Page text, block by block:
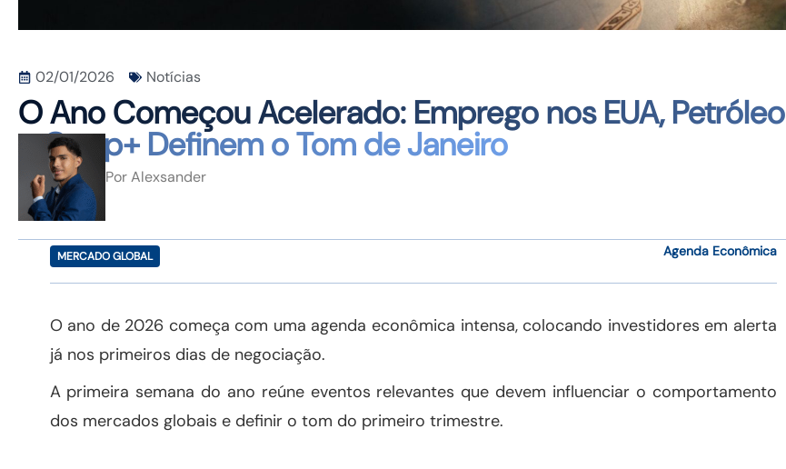
02/01/2026 Notícias
O Ano Começou Acelerado: Emprego nos EUA, Petróleo
e Opep+ Definem o Tom de Janeiro
PorAlexsander
MERCADO GLOBAL Agenda Econômica
O ano de 2026 começa com uma agenda econômica intensa, colocando investidores em alerta
já nos primeiros dias de negociação.
A primeira semana do ano reúne eventos relevantes que devem influenciar o comportamento
dos mercados globais e definir o tom do primeiro trimestre.